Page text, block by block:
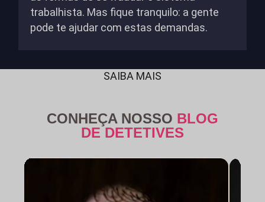
trabalhista. Mas fique tranquilo: a gente
pode te ajudar com estas demandas.
SAIBA MAIS
CONHEÇA NOSSO BLOG
DE DETETIVES